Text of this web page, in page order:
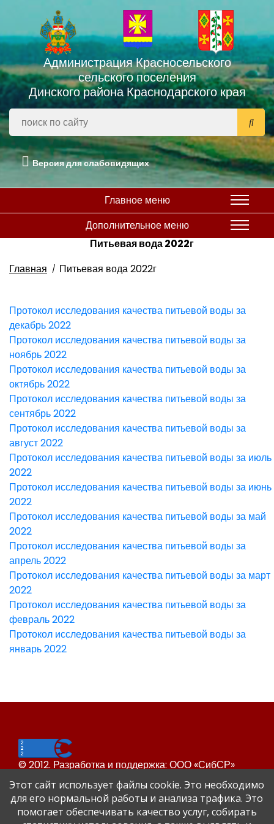
Администрация Красносельского
сельского поселения
Динского района Краснодарского края
Версия для слабовидящих
Главное меню
Дополнительное меню
Питьевая вода 2022г
Главная
Питьевая вода 2022г
Протокол исследования качества питьевой воды за
декабрь 2022
Протокол исследования качества питьевой воды за
ноябрь 2022
Протокол исследования качества питьевой воды за
октябрь 2022
Протокол исследования качества питьевой воды за
сентябрь 2022
Протокол исследования качества питьевой воды за
август 2022
Протокол исследования качества питьевой воды за июль
2022
Протокол исследования качества питьевой воды за июнь
2022
Протокол исследования качества питьевой воды за май
2022
Протокол исследования качества питьевой воды за
апрель 2022
Протокол исследования качества питьевой воды за март
2022
Протокол исследования качества питьевой воды за
февраль 2022
Протокол исследования качества питьевой воды за
январь 2022
© 2012. Разработка и поддержка: ООО «СибСР»
Все права защищены законом и международными
соглашениями.
Этот сайт использует файлы cookie. Это необходимо
для его нормальной работы и анализа трафика. Это
помогает обеспечивать качество услуг, собирать